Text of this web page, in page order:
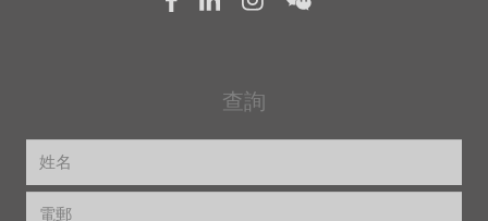
查詢